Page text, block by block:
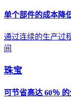
单个部件的成本降
通过连续的生产过
间
珠宝
可节省高达 60％ 的